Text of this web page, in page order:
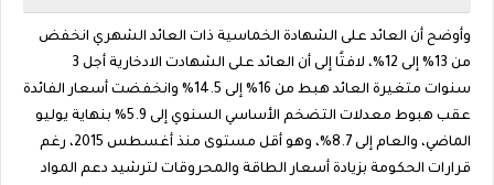
وأوضح أن العائد على الشهادة الخماسية ذات العائد الشهري انخفض
من 13% إلى 12%، لافتًا إلى أن العائد على الشهادت الادخارية أجل 3
سنوات متغيرة العائد هبط من 16% إلى 14.5% وانخفضت أسعار الفائدة
عقب هبوط معدلات التضخم الأساسي السنوي إلى 5.9% بنهاية يوليو
الماضي، والعام إلى 8.7%، وهو أقل مستوى منذ أغسطس 2015، رغم
قرارات الحكومة بزيادة أسعار الطاقة والمحروقات لترشيد دعم المواد